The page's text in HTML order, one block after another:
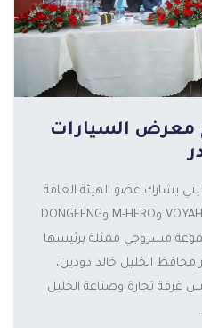
معرض السيارات
يشارك عضو الهيئة العامة
السيد خالد بدر في افتتاح شركة VOYAH وM-HERO وDONGFENG
مسروجي ممثلة برئيسها
الخليل خالد دودين،
غرفة تجارة وصناعة الخليل